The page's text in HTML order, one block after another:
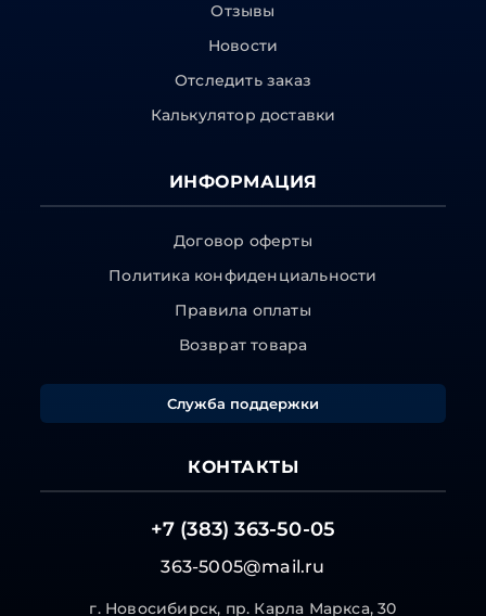
Отзывы
Новости
Отследить заказ
Калькулятор доставки
ИНФОРМАЦИЯ
Договор оферты
Политика конфиденциальности
Правила оплаты
Возврат товара
Служба поддержки
КОНТАКТЫ
+7 (383) 363-50-05
363-5005@mail.ru
г. Новосибирск, пр. Карла Маркса, 30